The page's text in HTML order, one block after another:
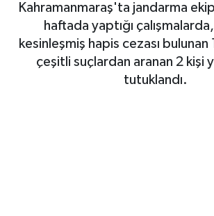
Kahramanmaraş'ta jandarma
haftada yaptığı
kesinleşmiş hapis cezası bulunan
çeşitli suçlardan aranan 2 kişi
tutuklandı.
EKONOMİ
GÜNDEM
Tüm Manşetler
Son Dakika Haberleri